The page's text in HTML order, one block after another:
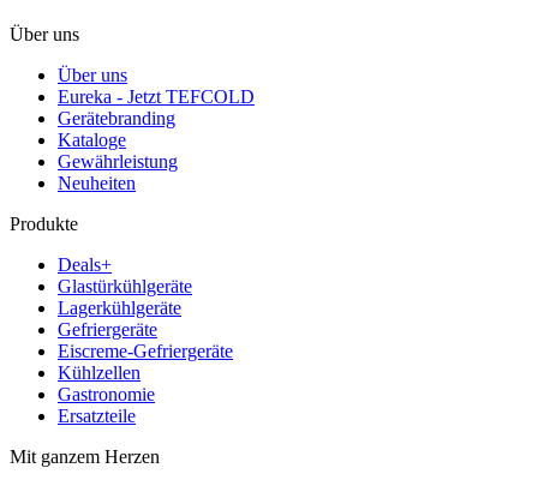
Über uns
Über uns
Eureka - Jetzt TEFCOLD
Gerätebranding
Kataloge
Gewährleistung
Neuheiten
Produkte
Deals+
Glastürkühlgeräte
Lagerkühlgeräte
Gefriergeräte
Eiscreme-Gefriergeräte
Kühlzellen
Gastronomie
Ersatzteile
Mit ganzem Herzen